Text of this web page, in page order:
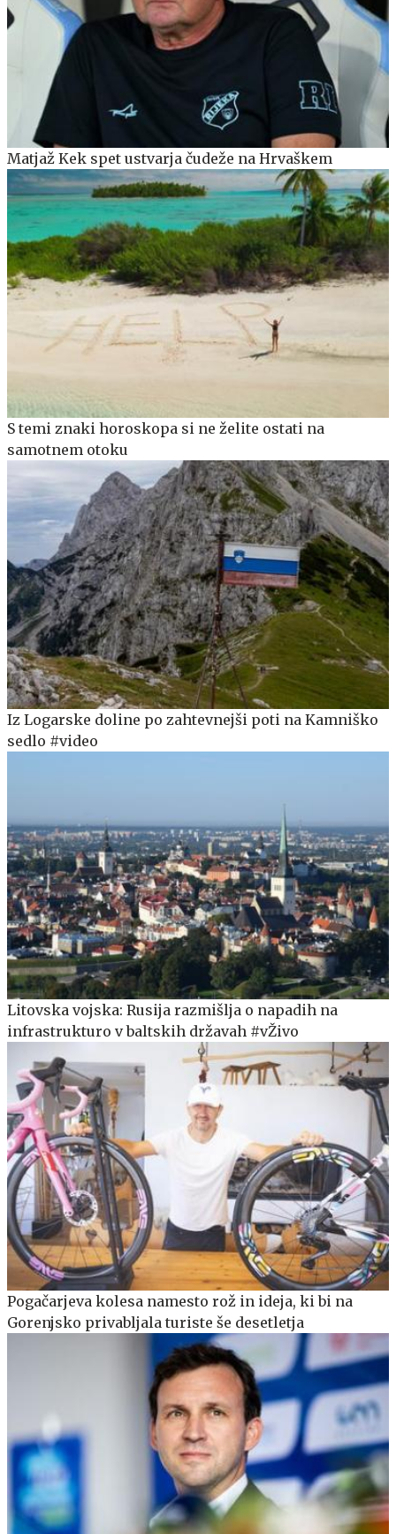
Matjaž Kek spet ustvarja čudeže na Hrvaškem
S temi znaki horoskopa si ne želite ostati na
samotnem otoku
Iz Logarske doline po zahtevnejši poti na Kamniško
sedlo #video
Litovska vojska: Rusija razmišlja o napadih na
infrastrukturo v baltskih državah #vŽivo
Pogačarjeva kolesa namesto rož in ideja, ki bi na
Gorenjsko privabljala turiste še desetletja